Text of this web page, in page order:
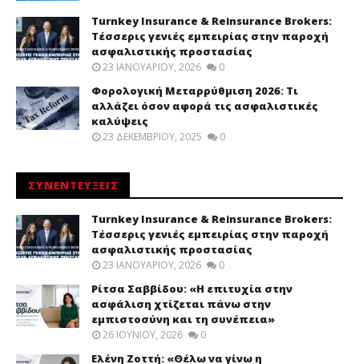
Turnkey Insurance & Reinsurance Brokers:
Τέσσερις γενιές εμπειρίας στην παροχή
ασφαλιστικής προστασίας
23 ΙΑΝΟΥΑΡΊΟΥ, 2026 0
Φορολογική Μεταρρύθμιση 2026: Τι
αλλάζει όσον αφορά τις ασφαλιστικές
καλύψεις
23 ΔΕΚΕΜΒΡΊΟΥ, 2025 0
ΣΥΝΕΝΤΕΥΞΕΙΣ
Turnkey Insurance & Reinsurance Brokers:
Τέσσερις γενιές εμπειρίας στην παροχή
ασφαλιστικής προστασίας
23 ΙΑΝΟΥΑΡΊΟΥ, 2026 0
Ρίτσα Σαββίδου: «Η επιτυχία στην
ασφάλιση χτίζεται πάνω στην
εμπιστοσύνη και τη συνέπεια»
26 ΙΟΥΝΊΟΥ, 2026 0
Ελένη Ζοττή: «Θέλω να γίνω η